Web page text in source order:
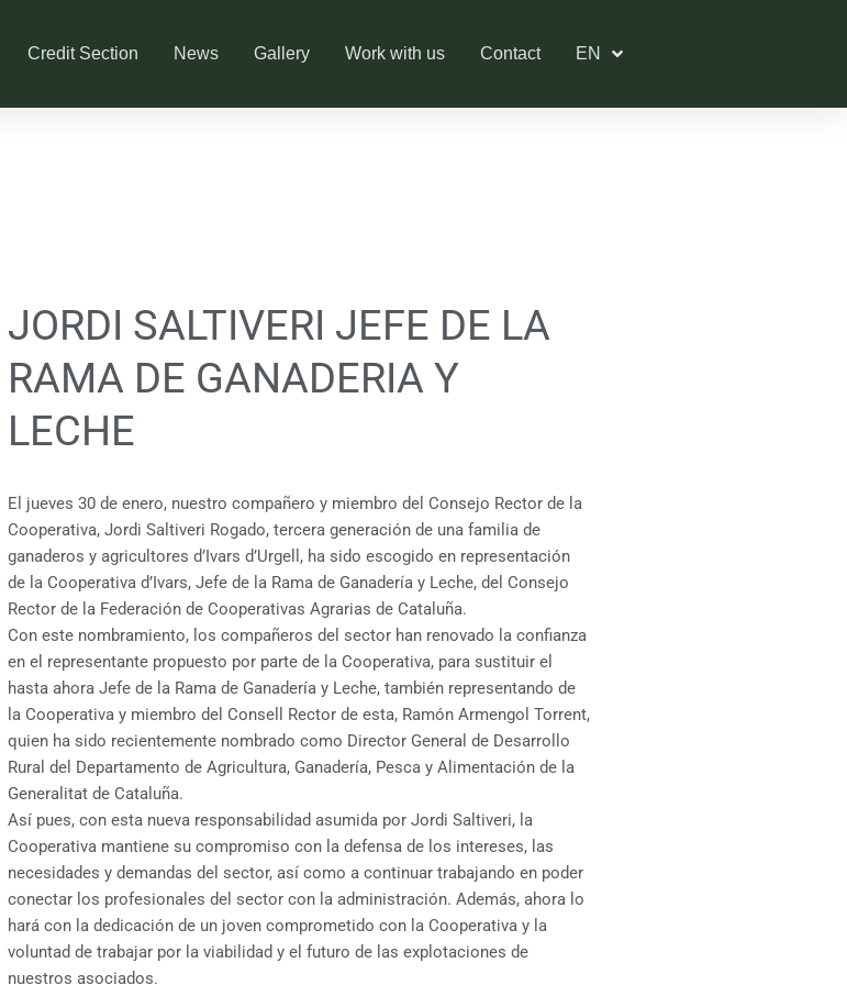
Credit Section News Gallery Work with us Contact EN
JORDI SALTIVERI JEFE DE LA
RAMA DE GANADERIA Y
LECHE
El jueves 30 de enero, nuestro compañero y miembro del Consejo Rector de la
Cooperativa, Jordi Saltiveri Rogado, tercera generación de una familia de
ganaderos y agricultores d’Ivars d’Urgell, ha sido escogido en representación
de la Cooperativa d’Ivars, Jefe de la Rama de Ganadería y Leche, del Consejo
Rector de la Federación de Cooperativas Agrarias de Cataluña.
Con este nombramiento, los compañeros del sector han renovado la confianza
en el representante propuesto por parte de la Cooperativa, para sustituir el
hasta ahora Jefe de la Rama de Ganadería y Leche, también representando de
la Cooperativa y miembro del Consell Rector de esta, Ramón Armengol Torrent,
quien ha sido recientemente nombrado como Director General de Desarrollo
Rural del Departamento de Agricultura, Ganadería, Pesca y Alimentación de la
Generalitat de Cataluña.
Así pues, con esta nueva responsabilidad asumida por Jordi Saltiveri, la
Cooperativa mantiene su compromiso con la defensa de los intereses, las
necesidades y demandas del sector, así como a continuar trabajando en poder
conectar los profesionales del sector con la administración. Además, ahora lo
hará con la dedicación de un joven comprometido con la Cooperativa y la
voluntad de trabajar por la viabilidad y el futuro de las explotaciones de
nuestros asociados.